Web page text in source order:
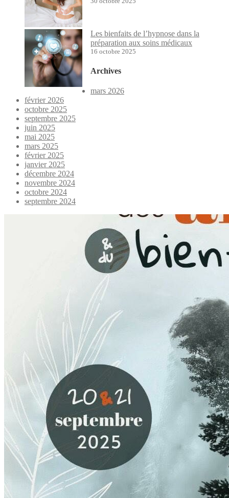
Les bienfaits de l’hypnose dans la
préparation aux soins médicaux
16 octobre 2025
Archives
mars 2026
février 2026
octobre 2025
septembre 2025
juin 2025
mai 2025
mars 2025
février 2025
janvier 2025
décembre 2024
novembre 2024
octobre 2024
septembre 2024